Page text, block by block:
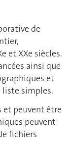
de
et XXe siècles.
ainsi que
et
liste simples.
et peuvent être
peuvent
fichiers